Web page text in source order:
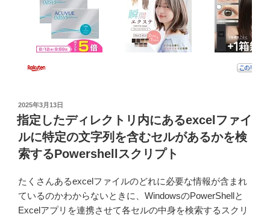
投
稿
日:
2025年3月13日
指定したディレクトリ内にあるexcelファイ
ルに特定の文字列を含むセルがあるかを検
索するPowershellスクリプト
たくさんあるexcelファイルのどれに必要な情報が含まれ
ているのかわからないときに、WindowsのPowerShellと
Excelアプリを連携させて各セルの中身を検索するスクリ